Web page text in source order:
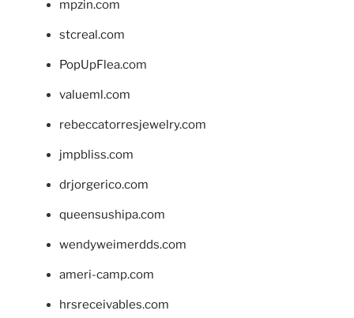
mpzin.com
stcreal.com
PopUpFlea.com
valueml.com
rebeccatorresjewelry.com
jmpbliss.com
drjorgerico.com
queensushipa.com
wendyweimerdds.com
ameri-camp.com
hrsreceivables.com